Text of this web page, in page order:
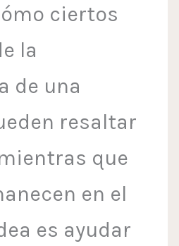
ciertos
la
de una
resaltar
que
en el
es ayudar